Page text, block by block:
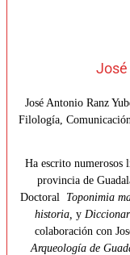
José
José Antonio Ranz
Filología,
Ha escrito numerosos
provincia de
Doctoral Toponimia
historia, y
colaboración con
Arqueología de